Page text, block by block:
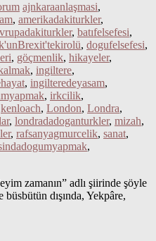
ajnkaraanlaşmasi,
, amerikadakiturkler,
, batıfelsefesi,
, dogufelsefesi,
, göçmenlik, hikayeler,
, ingiltere,
, ingilteredeyasam,
, irkcilik,
kenloach, London, Londra,
, londradadoganturkler, mizah,
, rafsanyagmurcelik, sanat,
,
zamanın” adlı şiirinde şöyle
dışında, Yekpâre,